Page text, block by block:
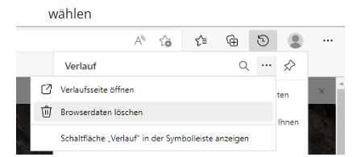
wählen